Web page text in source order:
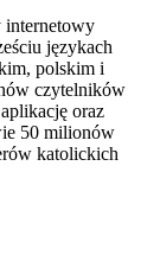
internetowy
językach
polskim i
czytelników
oraz
50 milionów
katolickich